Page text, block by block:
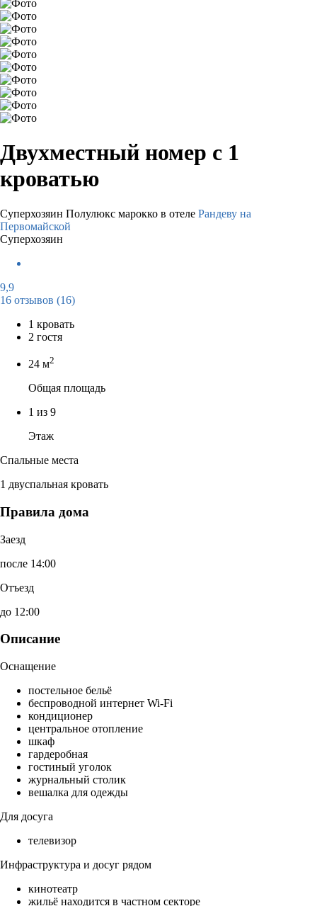
Двухместный номер с 1
кроватью
Суперхозяин Полулюкс марокко в отеле Рандеву на
Первомайской
Суперхозяин
9,9
16 отзывов (16)
1 кровать
2 гостя
24 м2
Общая площадь
1 из 9
Этаж
Спальные места
1 двуспальная кровать
Правила дома
Заезд
после 14:00
Отъезд
до 12:00
Описание
Оснащение
постельное бельё
беспроводной интернет Wi-Fi
кондиционер
центральное отопление
шкаф
гардеробная
гостиный уголок
журнальный столик
вешалка для одежды
Для досуга
телевизор
Инфраструктура и досуг рядом
кинотеатр
жильё находится в частном секторе